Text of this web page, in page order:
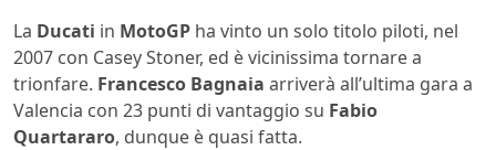
La Ducati in MotoGP ha vinto un solo titolo piloti, nel
2007 con Casey Stoner, ed è vicinissima tornare a
trionfare. Francesco Bagnaia arriverà all’ultima gara a
Valencia con 23 punti di vantaggio su Fabio
Quartararo, dunque è quasi fatta.